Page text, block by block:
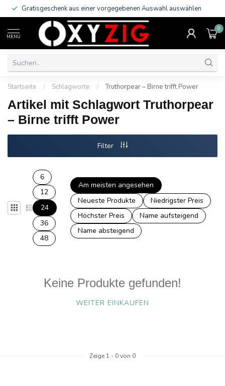
Gratisgeschenk aus einer vorgegebenen Auswahl auswählen
MENU
0
Startseite / Schlagworte / Truthorpear – Birne trifft Power
Artikel mit Schlagwort Truthorpear
– Birne trifft Power
Filter
6
12
24
36
48
Am meisten angesehen
Neueste Produkte
Niedrigster Preis
Höchster Preis
Name aufsteigend
Name absteigend
Keine Produkte gefunden!
WEITER EINKAUFEN
Zeige 1 - 0von 0